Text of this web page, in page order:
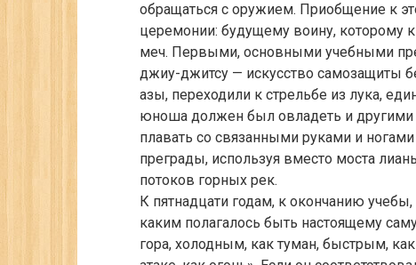
обращаться с оружием. Приобщение к
церемонии: будущему воину, которому
меч. Первыми, основными учебными
джиу-джитсу — искусство самозащиты
азы, переходили к стрельбе из лука,
юноша должен был овладеть и
плавать со связанными руками и
преграды, используя вместо моста
потоков горных рек.
К пятнадцати годам, к окончанию
каким полагалось быть настоящему
гора, холодным, как туман, быстрым,